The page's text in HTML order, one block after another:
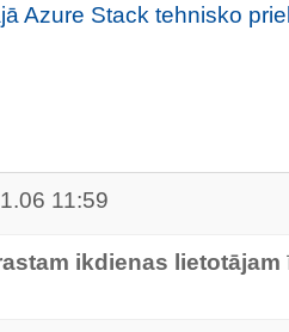
Azure Stack tehnisko
11:59
ikdienas lietotājam